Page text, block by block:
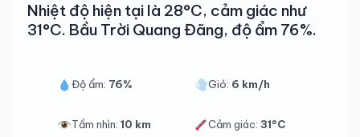
Nhiệt độ hiện tại là 28°C, cảm giác như
31°C. Bầu Trời Quang Đãng, độ ẩm 76%.
Độ ẩm: 76% Gió: 6 km/h
Tầm nhìn: 10 km Cảm giác:31°C